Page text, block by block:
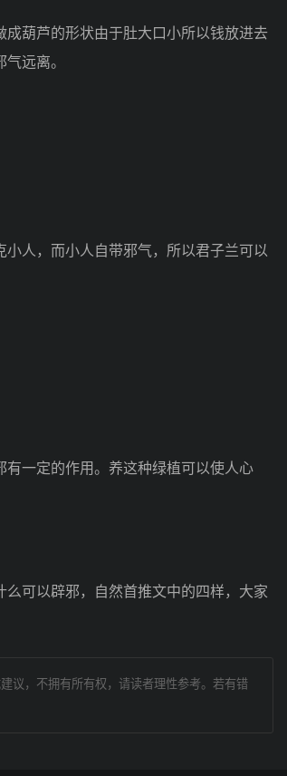
葫芦的形状由于肚大口小所以钱放进去
远离。
人，而小人自带邪气，所以君子兰可以
一定的作用。养这种绿植可以使人心
可以辟邪，自然首推文中的四样，大家
议，不拥有所有权，请读者理性参考。若有错